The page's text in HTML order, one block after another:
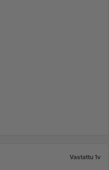
Vastattu 1v